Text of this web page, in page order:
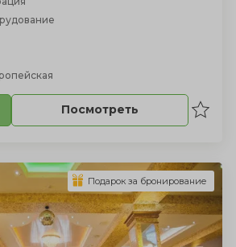
Посмотреть
Подарок за бронирование